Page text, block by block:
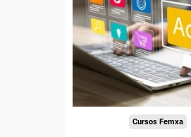
Para
trabajadores y
-
Cursos Femxa